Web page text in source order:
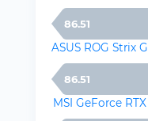
86.51
ASUS ROG Strix
86.51
MSI GeForce